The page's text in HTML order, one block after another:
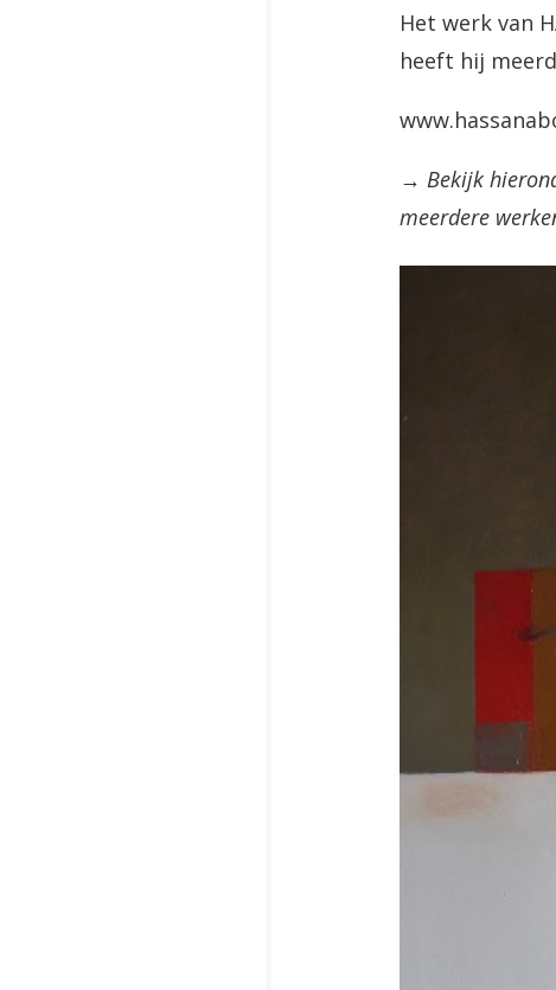
Het werk van
heeft hij
→ Bekijk
meerdere